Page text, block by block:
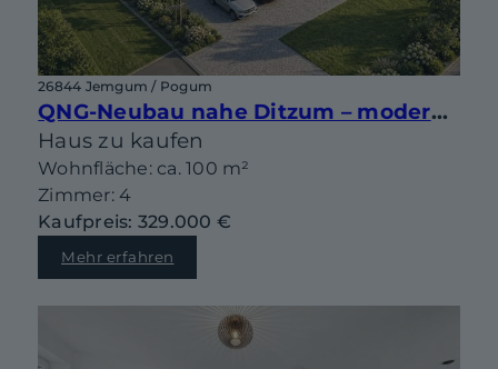
26844 Jemgum / Pogum
QNG-Neubau nahe Ditzum – moderne Doppelhaushälfte mit Gestaltungsspielraum
Haus zu kaufen
Wohnfläche: ca. 100 m²
Zimmer: 4
Kaufpreis: 329.000 €
Mehr erfahren